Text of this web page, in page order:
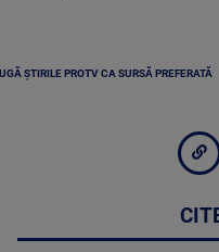
ȘTIRILE PROTV CA SURSĂ PREFERATĂ